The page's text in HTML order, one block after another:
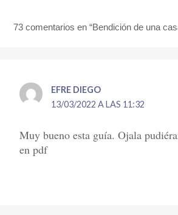
73 comentarios en “Bendición de una
EFRE DIEGO
13/03/2022 A LAS 11:32
Muy bueno esta guía. Ojala
en pdf